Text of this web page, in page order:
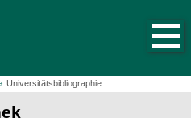
Universitätsbibliographie